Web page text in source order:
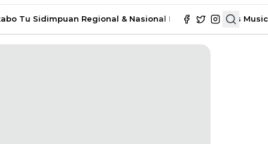
Tu Sidimpuan Regional & Nasional Ekonomi & Bisnis Music